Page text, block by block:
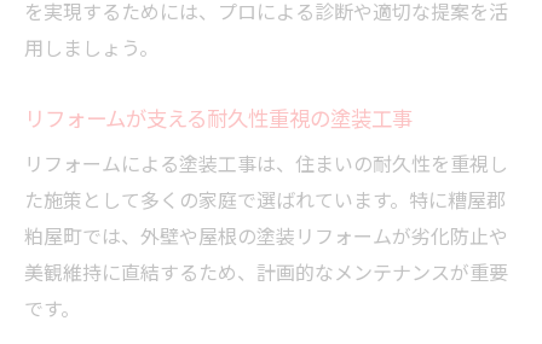
を実現するためには、プロによる診断や適切な提案を活
用しましょう。
リフォームが支える耐久性重視の塗装工事
リフォームによる塗装工事は、住まいの耐久性を重視し
た施策として多くの家庭で選ばれています。特に糟屋郡
粕屋町では、外壁や屋根の塗装リフォームが劣化防止や
美観維持に直結するため、計画的なメンテナンスが重要
です。